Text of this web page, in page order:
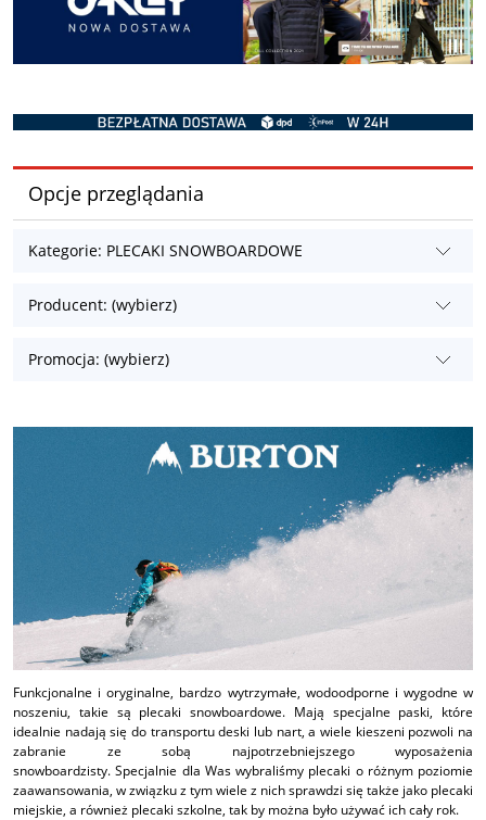
Opcje przeglądania
Kategorie: PLECAKI SNOWBOARDOWE
Producent: (wybierz)
Promocja: (wybierz)
Funkcjonalne i oryginalne, bardzo wytrzymałe, wodoodporne i wygodne w
noszeniu, takie są plecaki snowboardowe. Mają specjalne paski, które
idealnie nadają się do transportu deski lub nart, a wiele kieszeni pozwoli na
zabranie ze sobą najpotrzebniejszego wyposażenia
snowboardzisty.Specjalnie dla Was wybraliśmy plecaki o różnym poziomie
zaawansowania, w związku z tym wiele z nich sprawdzi się także jako plecaki
miejskie, a również plecaki szkolne, tak by można było używać ich cały rok.